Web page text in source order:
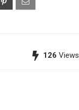
126 Views